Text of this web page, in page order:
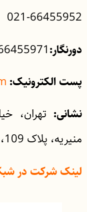
66455952-021
دورنگار:021
پست الکترونیک:
نشانی: تهران،
منیریه، پلاک 109، دیدی لند
لینک شرکت در